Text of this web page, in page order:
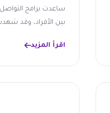
ساعدت برامج
بين الأفراد، وقد
اقرأ المزيد